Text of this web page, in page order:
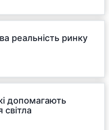
реальність ринку
допомагають